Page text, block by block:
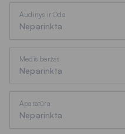
Audinys ir Oda
Neparinkta
Medis beržas
Neparinkta
Aparatūra
Neparinkta